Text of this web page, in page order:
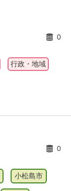
0
行政・地域
0
小松島市